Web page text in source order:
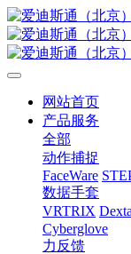
网站首页
产品服务
全部
动作捕捉
FaceWare
数据手套
VRTRIX
Cyberglove
力反馈